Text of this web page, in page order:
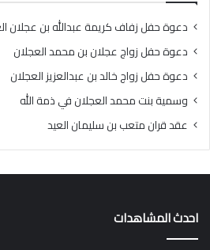
دعوة حفل زفاف كريمة عبدالله بن عجلان
دعوة حفل زواج عجلان بن محمد العجلان
دعوة حفل زواج خالد بن عبدالعزيز العجلان
وسمية بنت محمد العجلان في ذمة الله
عقد قران متعب بن سليمان العيد
احدث المشاهدات